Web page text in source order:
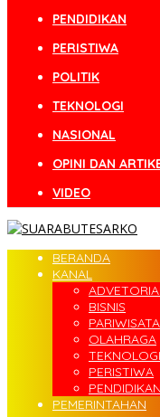
PENDIDIKAN
PERISTIWA
POLITIK
TEKNOLOGI
NASIONAL
OPINI DAN
VIDEO
BERANDA
KANAL
BISNIS
PARIWISATA
OLAHRAGA
TEKNOLOGI
PERISTIWA
PENDIDIKAN
PEMERINTAHAN